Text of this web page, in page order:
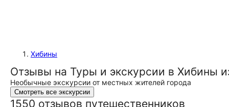
Хибины
Отзывы на Туры и экскурсии в Хибины
Необычные экскурсии от местных жителей города
Смотреть все экскурсии
1550 отзывов путешественников